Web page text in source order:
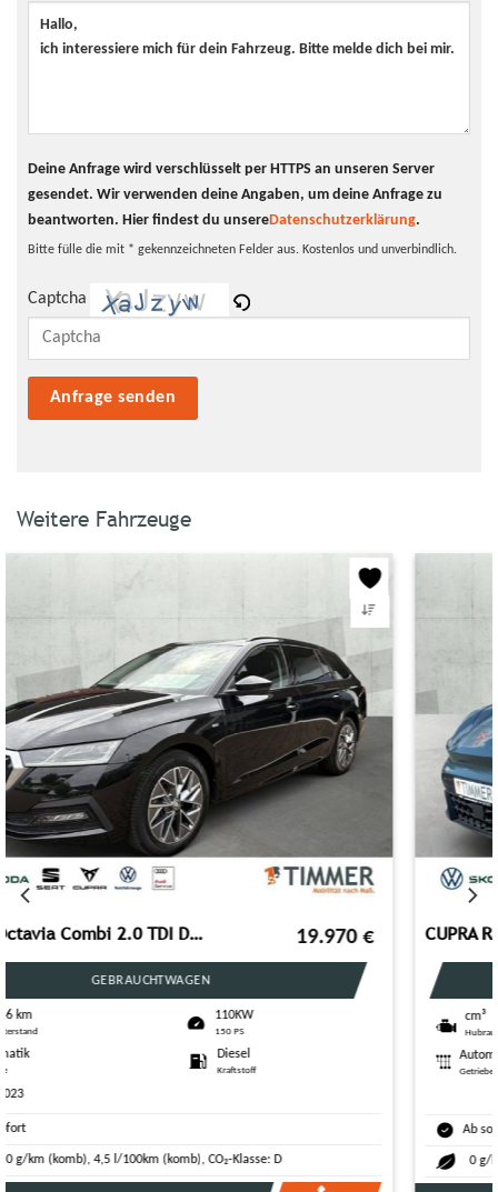
Scheinwerfer
Tagfahrlicht LED-Tagfahrlicht
Deine Anfrage wird verschlüsselt per HTTPS an unseren Server
gesendet. Wir verwenden deine Angaben, um deine Anfrage zu
beantworten. Hier findest du unsereDatenschutzerklärung.
Bitte fülle die mit * gekennzeichneten Felder aus. Kostenlos und unverbindlich.
Bitte lasse dieses Feld leer.
Captcha
Weitere Fahrzeuge
CUPRA Raval Endurance Edition Dynamic Plus 155kW (211 37.280€
0 g/km (komb), 13,9 kWh/100km (komb), CO₂-Klasse: A